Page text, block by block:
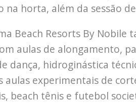
na horta, além da sessão
Beach Resorts By Nobile
aulas de alongamento,
dança, hidroginástica
experimentais de
beach tênis e futebol